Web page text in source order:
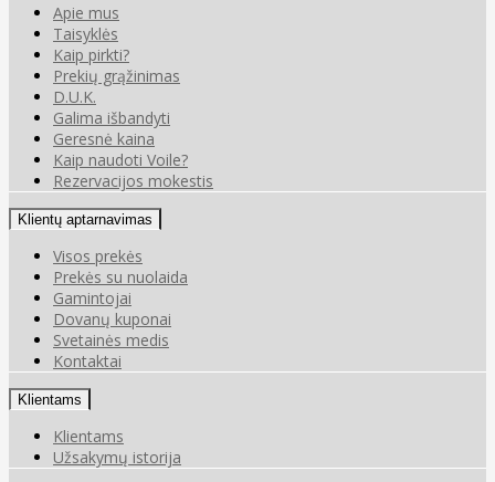
Apie mus
Taisyklės
Kaip pirkti?
Prekių grąžinimas
D.U.K.
Galima išbandyti
Geresnė kaina
Kaip naudoti Voile?
Rezervacijos mokestis
Klientų aptarnavimas
Visos prekės
Prekės su nuolaida
Gamintojai
Dovanų kuponai
Svetainės medis
Kontaktai
Klientams
Klientams
Užsakymų istorija